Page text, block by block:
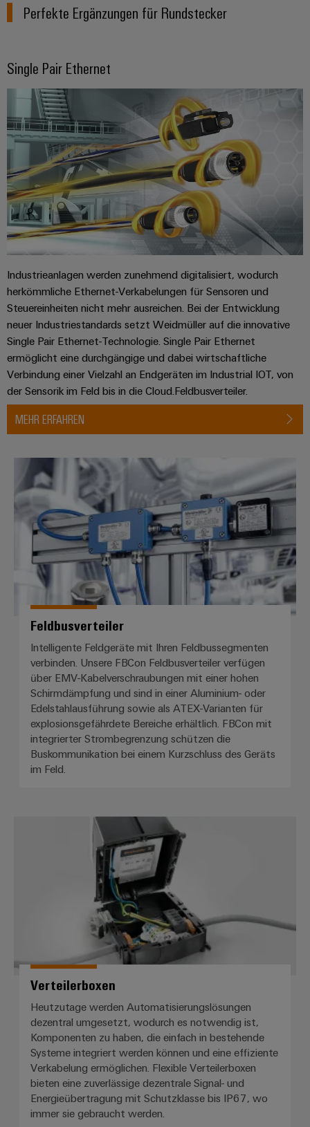
Perfekte Ergänzungen für Rundstecker
Single Pair Ethernet
Industrieanlagen werden zunehmend digitalisiert, wodurch
herkömmliche Ethernet-Verkabelungen für Sensoren und
Steuereinheiten nicht mehr ausreichen. Bei der Entwicklung
neuer Industriestandards setzt Weidmüller auf die innovative
Single Pair Ethernet-Technologie. Single Pair Ethernet
ermöglicht eine durchgängige und dabei wirtschaftliche
Verbindung einer Vielzahl an Endgeräten im Industrial IOT, von
der Sensorik im Feld bis in die Cloud.Feldbusverteiler.
MEHR ERFAHREN
Feldbusverteiler
Feldbusverteiler
Intelligente Feldgeräte mit Ihren Feldbussegmenten
verbinden. Unsere FBCon Feldbusverteiler verfügen
über EMV-Kabelverschraubungen mit einer hohen
Schirmdämpfung und sind in einer Aluminium- oder
Edelstahlausführung sowie als ATEX-Varianten für
explosionsgefährdete Bereiche erhältlich. FBCon mit
integrierter Strombegrenzung schützen die
Buskommunikation bei einem Kurzschluss des Geräts
im Feld.
Verteilerboxen
Verteilerboxen
Heutzutage werden Automatisierungslösungen
dezentral umgesetzt, wodurch es notwendig ist,
Komponenten zu haben, die einfach in bestehende
Systeme integriert werden können und eine effiziente
Verkabelung ermöglichen. Flexible Verteilerboxen
bieten eine zuverlässige dezentrale Signal- und
Energieübertragung mit Schutzklasse bis IP67, wo
immer sie gebraucht werden.